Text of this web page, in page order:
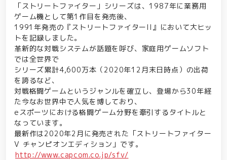
「ストリートファイター」シリーズは、1987年に業務用
ゲーム機として第1作目を発売後、
1991年発売の『ストリートファイターII』において大ヒッ
トを記録しました。
革新的な対戦システムが話題を呼び、家庭用ゲームソフト
では全世界で
シリーズ累計4,600万本（2020年12月末日時点）の出荷
を誇るなど、
対戦格闘ゲームというジャンルを確立し、登場から30年経
た今なお世界中で人気を博しており、
eスポーツにおける格闘ゲーム分野を牽引するタイトルと
なっています。
最新作は2020年2月に発売された「ストリートファイター
V チャンピオンエディション」です。
http://www.capcom.co.jp/sfv/